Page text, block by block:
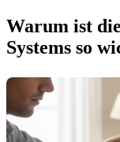
Warum ist
Systems so